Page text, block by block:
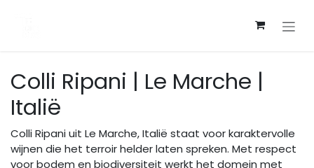
Colli Ripani | Le Marche |
Italië
Colli Ripani uit Le Marche, Italië staat voor karaktervolle
wijnen die het terroir helder laten spreken. Met respect
voor bodem en biodiversiteit werkt het domein met